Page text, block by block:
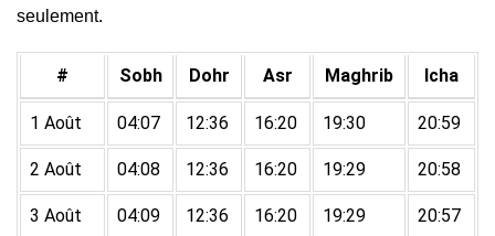
seulement.
# Sobh Dohr Asr Maghrib Icha
1 Août 04:07 12:36 16:20 19:30 20:59
2 Août 04:08 12:36 16:20 19:29 20:58
3 Août 04:09 12:36 16:20 19:29 20:57